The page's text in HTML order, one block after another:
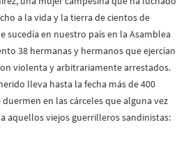
a la vida y la tierra de cientos de
sucedía en nuestro país en la Asamblea
38 hermanas y hermanos que ejercían
violenta y arbitrariamente arrestados.
lleva hasta la fecha más de 400
en las cárceles que alguna vez
aquellos viejos guerrilleros sandinistas: